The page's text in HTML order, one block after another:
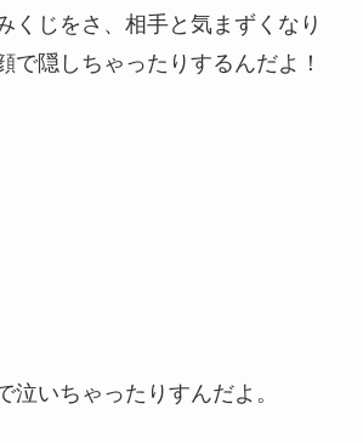
くじをさ、相手と気まずくなり
で隠しちゃったりするんだよ！
泣いちゃったりすんだよ。